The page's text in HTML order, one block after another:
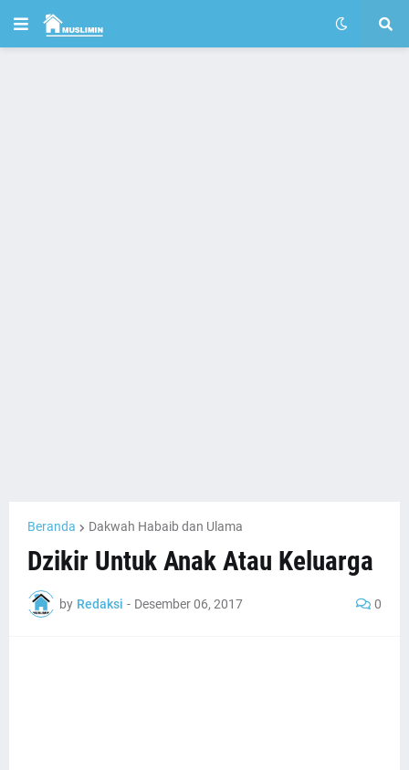
Beranda Dakwah Habaib dan Ulama
Dzikir Untuk Anak Atau Keluarga
by Redaksi - Desember 06, 2017 0